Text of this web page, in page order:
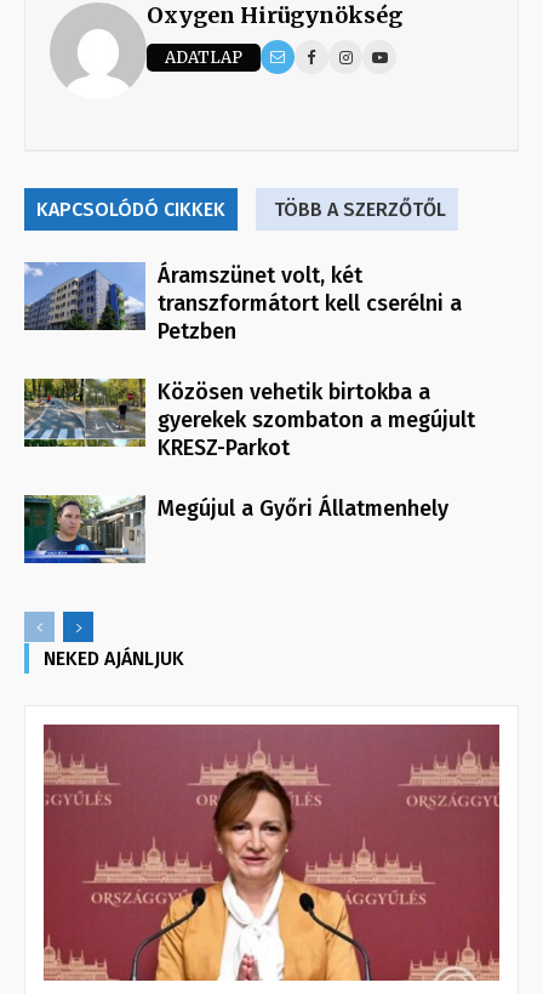
Oxygen Hirügynökség
ADATLAP
KAPCSOLÓDÓ CIKKEK TÖBB A SZERZŐTŐL
Áramszünet volt, két
transzformátort kell cserélni a
Petzben
Közösen vehetik birtokba a
gyerekek szombaton a megújult
KRESZ-Parkot
Megújul a Győri Állatmenhely
NEKED AJÁNLJUK